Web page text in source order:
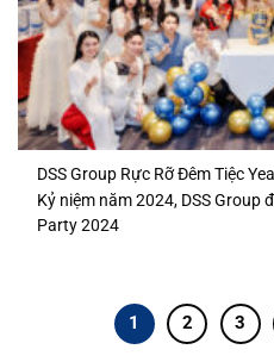
DSS Group Rực Rỡ Đêm Tiệc
Kỷ niệm năm 2024, DSS Group
Party 2024
1 2 3